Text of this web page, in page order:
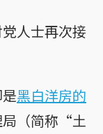
人士再次接
黑白洋房的
（简称“土